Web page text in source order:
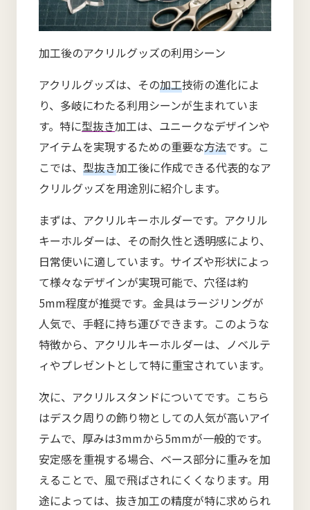
加工後のアクリルグッズの利用シーン
アクリルグッズは、その加工技術の進化によ
り、多岐にわたる利用シーンが生まれていま
す。特に型抜き加工は、ユニークなデザインや
アイテムを実現するための重要な方法です。こ
こでは、 型抜き加工後に作成できる代表的なア
クリルグッズを用途別に紹介します。
まずは、アクリルキーホルダーです。アクリル
キーホルダーは、その耐久性と透明感により、
日常使いに適しています。サイズや形状によっ
て様々なデザインが実現可能で、穴径は約
5mm程度が推奨です。金具はラージリングが
人気で、手軽に持ち運びできます。このような
特徴から、アクリルキーホルダーは、ノベルテ
ィやプレゼントとして特に重宝されています。
次に、アクリルスタンドについてです。こちら
はデスク周りの飾り物としての人気が高いアイ
テムで、厚みは3mmから5mmが一般的です。
安定感を重視する場合、ベース部分に重みを加
えることで、風で飛ばされにくくなります。用
途によっては、抜き加工の精度が特に求められ